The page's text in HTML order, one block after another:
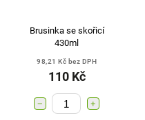
Brusinka se skořicí
430ml
98,21 Kč bez DPH
110 Kč
+
−